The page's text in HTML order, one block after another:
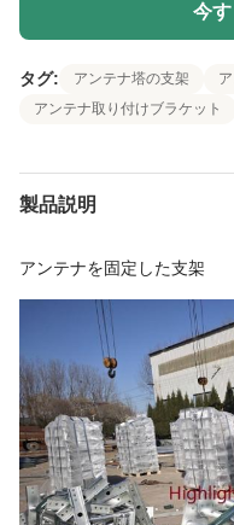
今
タグ: アンテナ塔の支架
アンテナ取り付けブラケット
製品説明
アンテナを固定した支架